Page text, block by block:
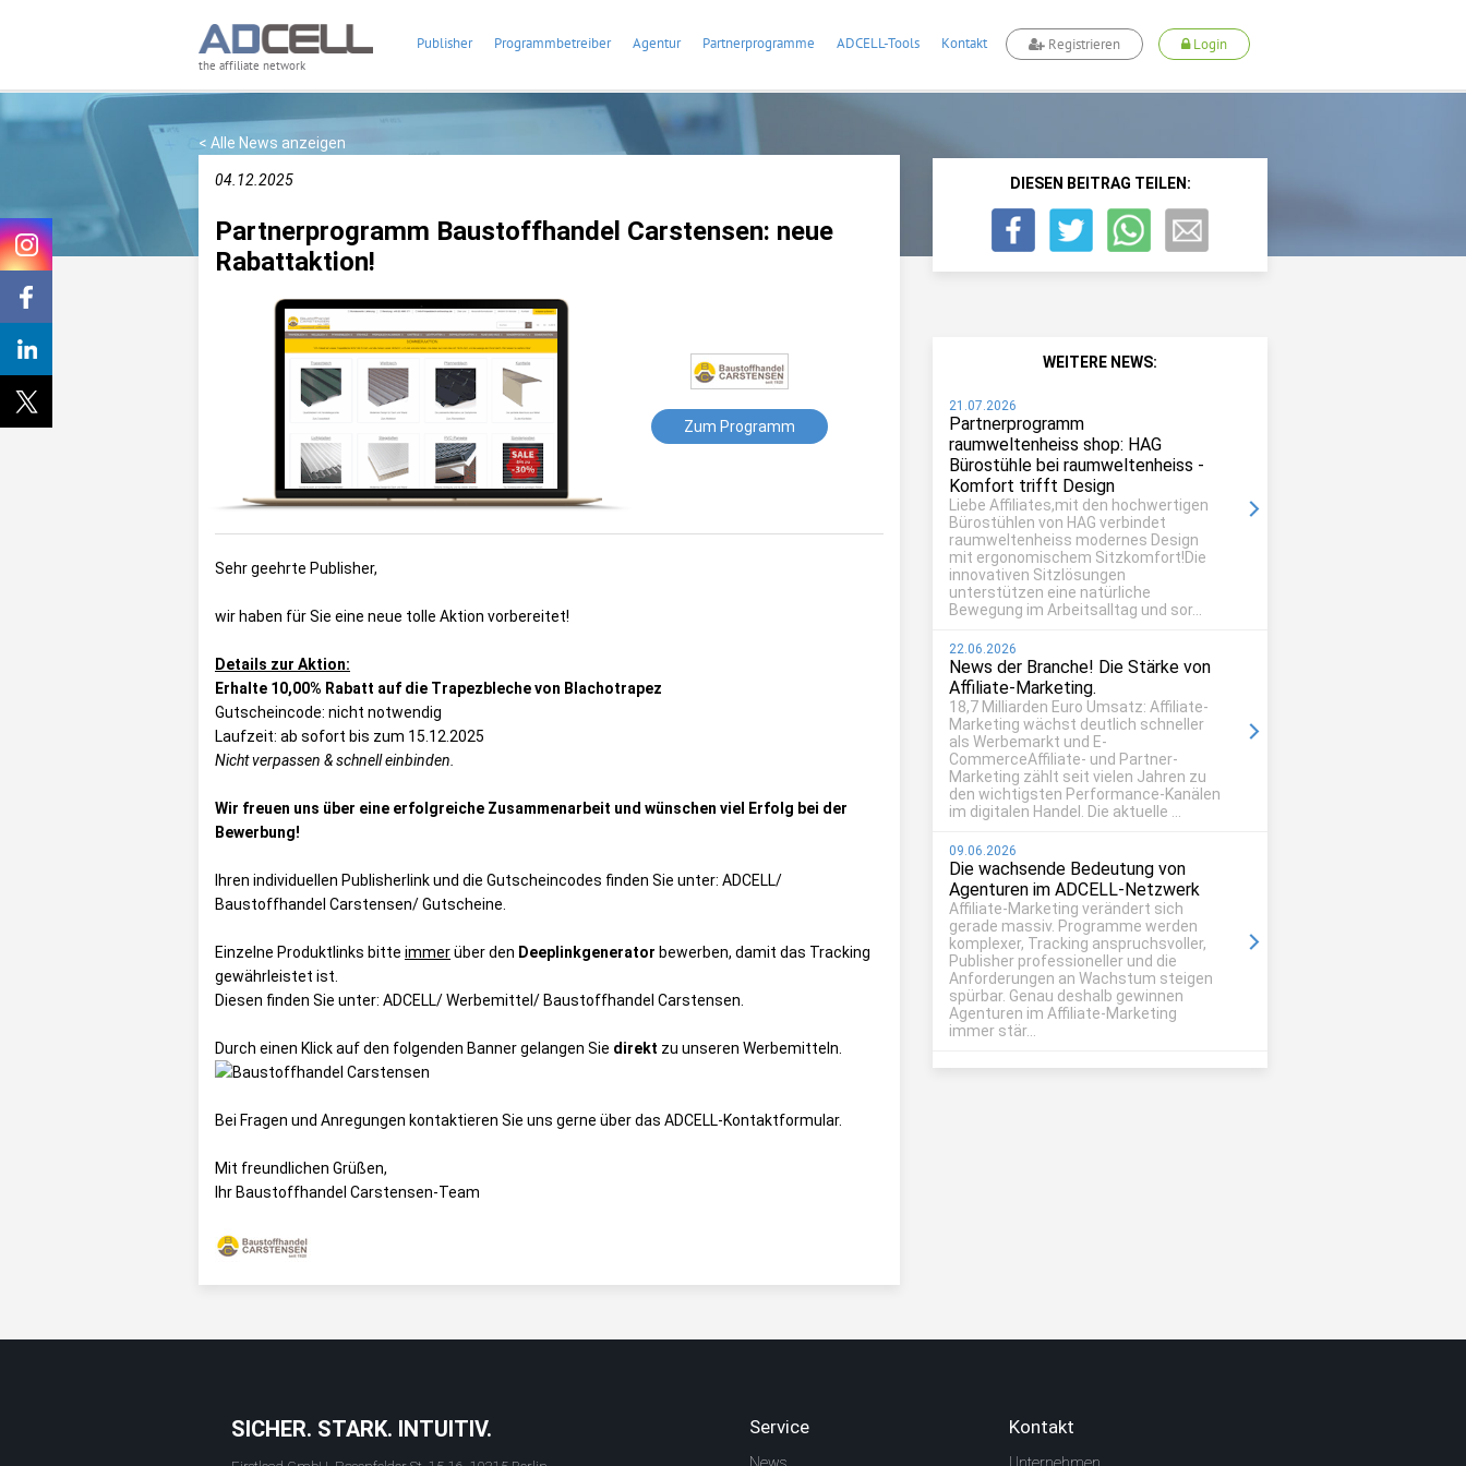
the affiliate network
Publisher Programmbetreiber Agentur Partnerprogramme ADCELL-Tools Kontakt Registrieren Login
< Alle News anzeigen
04.12.2025
Partnerprogramm Baustoffhandel Carstensen: neue
Rabattaktion!
Zum Programm
Sehr geehrte Publisher,
wir haben für Sie eine neue tolle Aktion vorbereitet!
Details zur Aktion:
Erhalte 10,00% Rabatt auf die Trapezbleche von Blachotrapez
Gutscheincode: nicht notwendig
Laufzeit: ab sofort bis zum 15.12.2025
Nicht verpassen & schnell einbinden.
Wir freuen uns über eine erfolgreiche Zusammenarbeit und wünschen viel Erfolg bei der
Bewerbung!
Ihren individuellen Publisherlink und die Gutscheincodes finden Sie unter: ADCELL/
Baustoffhandel Carstensen/ Gutscheine
Einzelne Produktlinks bitte immerüber den Deeplinkgenerator bewerben, damit das Tracking
gewährleistet ist.
Diesen finden Sie unter: ADCELL/ Werbemittel/ Baustoffhandel Carstensen
Durch einen Klick auf den folgenden Banner gelangen Sie direkt zu unseren Werbemitteln.
Bei Fragen und Anregungen kontaktieren Sie uns gerne über das ADCELL-Kontaktformular.
Mit freundlichen Grüßen,
Ihr Baustoffhandel Carstensen-Team
DIESEN BEITRAG TEILEN:
WEITERE NEWS:
21.07.2026
Partnerprogramm
raumweltenheiss shop: HAG
Bürostühle bei raumweltenheiss -
Komfort trifft Design
Liebe Affiliates,mit den hochwertigen
Bürostühlen von HAG verbindet
raumweltenheiss modernes Design
mit ergonomischem Sitzkomfort!Die
innovativen Sitzlösungen
unterstützen eine natürliche
Bewegung im Arbeitsalltag und sor...
22.06.2026
News der Branche! Die Stärke von
Affiliate-Marketing.
18,7 Milliarden Euro Umsatz: Affiliate-
Marketing wächst deutlich schneller
als Werbemarkt und E-
CommerceAffiliate- und Partner-
Marketing zählt seit vielen Jahren zu
den wichtigsten Performance-Kanälen
im digitalen Handel. Die aktuelle ...
09.06.2026
Die wachsende Bedeutung von
Agenturen im ADCELL-Netzwerk
Affiliate-Marketing verändert sich
gerade massiv. Programme werden
komplexer, Tracking anspruchsvoller,
Publisher professioneller und die
Anforderungen an Wachstum steigen
spürbar. Genau deshalb gewinnen
Agenturen im Affiliate-Marketing
immer stär...
SICHER. STARK. INTUITIV. Service Kontakt